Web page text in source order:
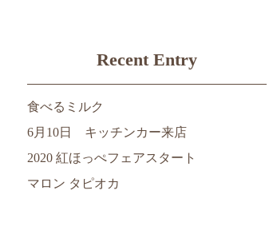
Recent Entry
食べるミルク
6月10日 キッチンカー来店
2020 紅ほっぺフェアスタート
マロン タピオカ